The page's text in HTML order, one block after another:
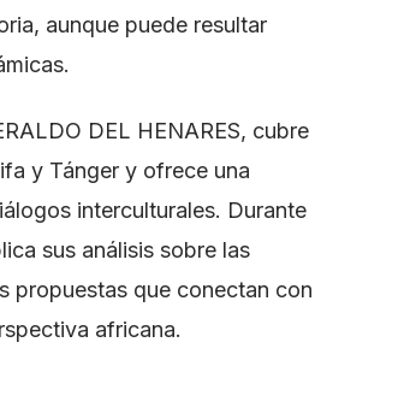
aunque puede resultar
DEL HENARES, cubre
y Tánger y ofrece una
interculturales. Durante
sus análisis sobre las
propuestas que conectan con
africana.